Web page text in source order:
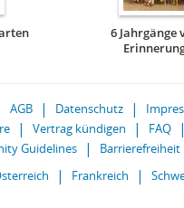
6 Jahrgänge
AGB Datenschutz
Vertrag kündigen
FAQ
Guidelines
Barrierefreiheit
Frankreich